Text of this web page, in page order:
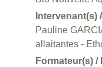
Intervenant(s)
Pauline
allaitantes -
Formateur(s) /